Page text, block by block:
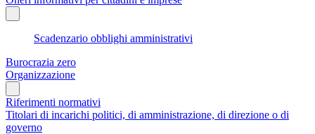
Scadenzario obblighi amministrativi
Burocrazia zero
Organizzazione
Riferimenti normativi
Titolari di incarichi politici, di amministrazione, di direzione o di
governo